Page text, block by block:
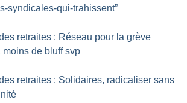
syndicales-qui-trahissent”
retraites : Réseau pour la grève
moins de bluff svp
retraites : Solidaires, radicaliser sans